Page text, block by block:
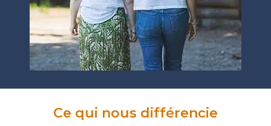
Ce qui nous différencie